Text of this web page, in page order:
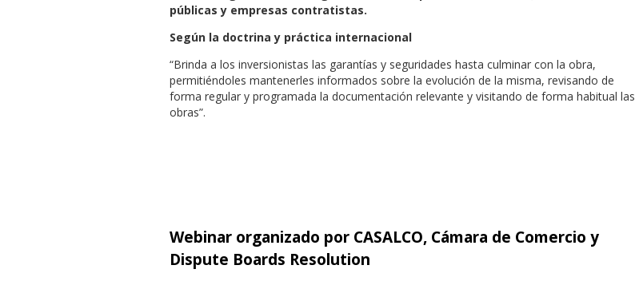
públicas y empresas contratistas.
Según la doctrina y práctica internacional
“Brinda a los inversionistas las garantías y seguridades hasta culminar con la obra,
permitiéndoles mantenerles informados sobre la evolución de la misma, revisando de
forma regular y programada la documentación relevante y visitando de forma habitual las
obras”.
Webinar organizado por CASALCO, Cámara de Comercio y
Dispute Boards Resolution